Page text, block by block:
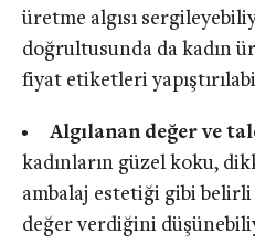
üretme algısı
doğrultusunda da kadın
fiyat etiketleri
Algılanan değer ve
kadınların güzel koku,
ambalaj estetiği gibi
değer verdiğini